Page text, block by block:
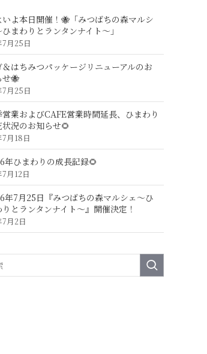
いよ本日開催！🐝「みつばちの森マルシ
ひまわりとランタンナイト〜」
7月25日
＆はちみつパッケージリニューアルのお
せ🐝
7月25日
営業およびCAFE営業時間延長、ひまわり
状況のお知らせ🌻
月18日
年ひまわりの成長記録🌻
月12日
年7月25日『みつばちの森マルシェ～ひ
りとランタンナイト～』開催決定！
月2日